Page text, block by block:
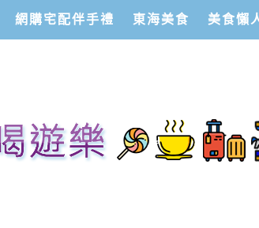
網購宅配伴手禮 東海美食 美食懶